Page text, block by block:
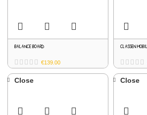
BALANCE BOARD
€139.00
CLASSEN
Close Close